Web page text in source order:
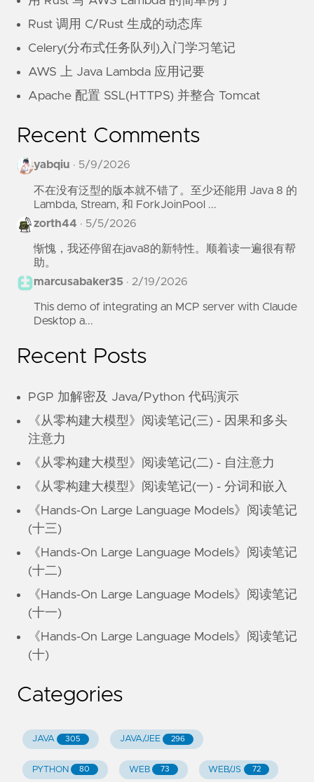
Rust 调用 C/Rust 生成的动态库
Celery(分布式任务队列)入门学习笔记
AWS 上 Java Lambda 应用记要
Apache 配置 SSL(HTTPS) 并整合 Tomcat
Recent Comments
yabqiu · 5/9/2026
不在没有泛型的版本就不错了。至少还能用 Java 8 的
Lambda, Stream, 和 ForkJoinPool ...
zorth44 · 5/5/2026
惭愧，我还停留在java8的新特性。顺着读一遍很有帮
助。
marcusabaker35 · 2/19/2026
This demo of integrating an MCP server with Claude
Desktop a...
Recent Posts
PGP 加解密及 Java/Python 代码演示
《从零构建大模型》阅读笔记(三) - 因果和多头
注意力
《从零构建大模型》阅读笔记(二) - 自注意力
《从零构建大模型》阅读笔记(一) - 分词和嵌入
《Hands-On Large Language Models》阅读笔记
(十三)
《Hands-On Large Language Models》阅读笔记
(十二)
《Hands-On Large Language Models》阅读笔记
(十一)
《Hands-On Large Language Models》阅读笔记
(十)
Categories
JAVA 305 JAVA/JEE 296
PYTHON 80 WEB 73 WEB/JS 72